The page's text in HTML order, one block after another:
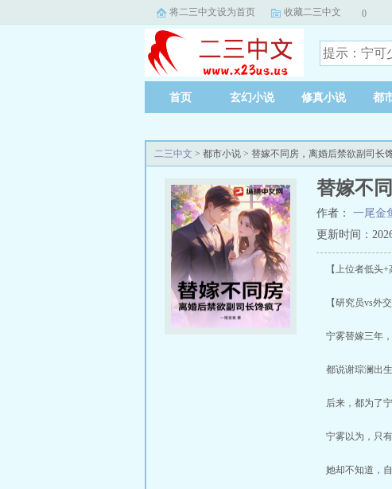
将二三中文设为首页 收藏二三中文 0
首页 玄幻小说 修真小说 都
二三中文 > 都市小说 > 替嫁不同房，离婚后禁欲副司长
替嫁不
作者： 一尾金
更新时间：
【上位者低头+
【研究员vs外交
宁雾替嫁三年，
都说谢琮澜出生
后来，都为了宁
宁雾以为，只有
她却不知道，自